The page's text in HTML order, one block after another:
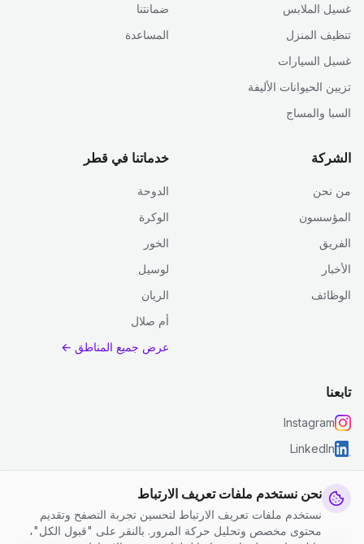
نحن نستخدم ملفات تعريف الارتباط
نستخدم ملفات تعريف الارتباط لتحسين تجربة التصفح وتقديم
محتوى مخصص وتحليل حركة المرور. بالنقر على "قبول الكل"،
غسيل الملابس
تنظيف المنزل
غسيل السيارات
تزيين الحيوانات الأليفة
السبا والمساج
ضمانتنا
المساعدة
الشركة
من نحن
المؤسسون
الفريق
الأخبار
الوظائف
خدماتنا في قطر
الدوحة
الوكرة
الخور
لوسيل
الريان
أم صلال
عرض جميع المناطق ←
تابعنا
Instagram
LinkedIn
© 2026 جست كلين. جميع الحقوق محفوظة.
سياسة الخصوصية
الشروط والأحكام | إعدادات ملفات تعريف الارتباط